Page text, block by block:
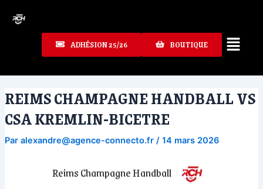
ADHÉSION 25/26 BOUTIQUE
REIMS CHAMPAGNE HANDBALL VS
CSA KREMLIN-BICETRE
Par alexandre@agence-connecto.fr / 14 mars 2026
Reims Champagne Handball